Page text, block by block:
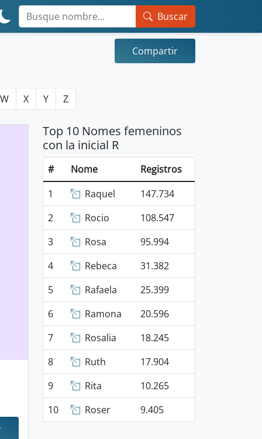
Buscar
Compartir
W X Y Z
Top 10 Nomes femeninos
con la inicial R
# Nome
Registros
1
Raquel
147.734
2
Rocio
108.547
3
Rosa
95.994
4
Rebeca
31.382
5
Rafaela
25.399
6
Ramona
20.596
7
Rosalia
18.245
8
Ruth
17.904
9
Rita
10.265
10
Roser 9.405